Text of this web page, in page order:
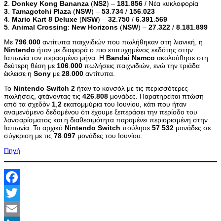
2 Donkey Kong Bananza (NS2) – 181 856 / Νέα κυκλοφορία
3 Tamagotchi Plaza (NSW) – 53 734 / 156 023
4 Mario Kart 8 Deluxe (NSW) – 32 750 / 6 391 569
5 Animal Crossing: New Horizons (NSW) – 27 322 / 8 181 899
Με 796 000 αντίτυπα παιχνιδιών που πωλήθηκαν στη λιανική, η
Nintendo ήταν με διαφορά ο πιο επιτυχημένος εκδότης στην
Ιαπωνία τον περασμένο μήνα. Η Bandai Namco ακολούθησε στη
δεύτερη θέση με 106 000 πωλήσεις παιχνιδιών, ενώ την τριάδα
έκλεισε η Sony με 28 000 αντίτυπα.
Το Nintendo Switch 2 ήταν το κονσόλ με τις περισσότερες
πωλήσεις, φτάνοντας τις 426 808 μονάδες. Παρατηρείται πτώση
από τα σχεδόν 1 2 εκατομμύρια του Ιουνίου, κάτι που ήταν
αναμενόμενο δεδομένου ότι έχουμε ξεπεράσει την περίοδο του
λανσαρίσματος και η διαθεσιμότητα παραμένει περιορισμένη στην
Ιαπωνία. Το αρχικό Nintendo Switch πούλησε 57 532 μονάδες σε
σύγκριση με τις 78 097 μονάδες του Ιουνίου.
Πηγή
Facebook
Twitter